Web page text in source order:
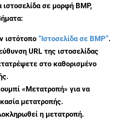
ιστοσελίδα σε μορφή BMP,
ιστότοπο “Ιστοσελίδα σε BMP”.
URL της ιστοσελίδας
στο καθορισμένο
«Μετατροπή» για να
μετατροπής.
η μετατροπή.